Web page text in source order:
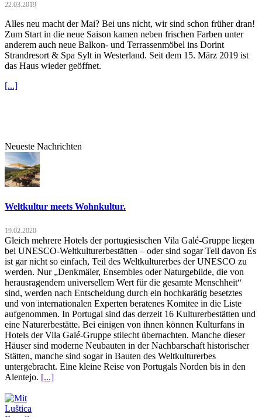
22.03.2019
Alles neu macht der Mai? Bei uns nicht, wir sind schon früher dran!
Zum Start in die neue Saison kamen neben frischen Farben unter
anderem auch neue Balkon- und Terrassenmöbel ins Dorint
Strandresort & Spa Sylt in Westerland. Seit dem 15. März 2019 ist
das Haus wieder geöffnet.
[...]
Neueste Nachrichten
Weltkultur meets Wohnkultur.
19.02.2020
Gleich mehrere Hotels der portugiesischen Vila Galé-Gruppe liegen
bei UNESCO-Weltkulturerbestätten – oder sind sogar Teil davon Es
ist gar nicht so einfach, Teil des Weltkulturerbes der UNESCO zu
werden. Nur „Denkmäler, Ensembles oder Naturgebilde, die von
herausragendem universellem Wert für die gesamte Menschheit“
sind, werden nach Entscheidung durch ein hochkarätig besetztes
und von internationalen Experten beratenes Komitee in die Liste
aufgenommen. In Portugal sind das derzeit 16 Kulturerbestätten und
eine Naturerbestätte. Bei einigen von ihnen können Kulturfans in
Hotels der Vila Galé-Gruppe stilecht übernachten. Manche dieser
Häuser sind moderne Neubauten in der Nachbarschaft historischer
Stätten, manche sind sogar in Bauten des Weltkulturerbes
untergebracht. Eine kleine Reise von Portugals Norden bis in den
Alentejo. [...]